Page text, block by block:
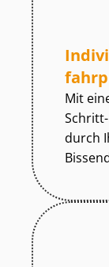
Mit
durch